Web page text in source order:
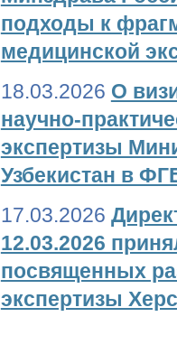
подходы к
медицинской
18.03.2026 О
научно-
экспертизы
Узбекистан в
17.03.2026
12.03.2026
посвященных
экспертизы